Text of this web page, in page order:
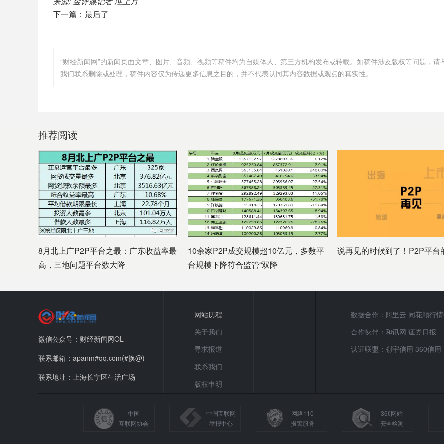
下一篇：最后了
“财经新闻网”的新闻页面文章、图片、音频、视频等稿件均为自媒体人、第三方机构发布或转载。如稿件涉及版权等问题，请
我们联系删除或处理，稿件内容仅为传递更多信息之目的，并不代表认同其内容数据或观点的真实性。
推荐阅读
8月北上广P2P平台之最：广东收益率最
高，三地问题平台数大降
10余家P2P成交规模超10亿元，多数平
台规模下降符合监管“双降
说再见的时候到了！P2P平台
微信公众号：财经新闻网OL
联系邮箱：apanm#qq.com(#换@)
联系地址：上海长宁区生活广场
网站历程
关于我们
寻求报道
联系我们
版权申明
数据合作：阿里云 同花顺行
合作伙伴：和讯网 证券日报
认证联盟：创宇信用 360信用
中国
互联网协会
中国互联网
举报中心
网络110
报警服务
360网站
安全检测